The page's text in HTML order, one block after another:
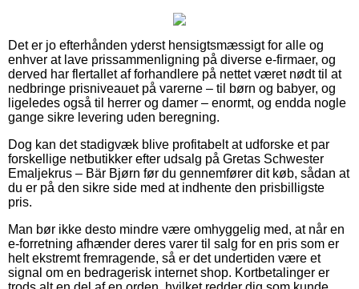
Det er jo efterhånden yderst hensigtsmæssigt for alle og
enhver at lave prissammenligning på diverse e-firmaer, og
derved har flertallet af forhandlere på nettet været nødt til at
nedbringe prisniveauet på varerne – til børn og babyer, og
ligeledes også til herrer og damer – enormt, og endda nogle
gange sikre levering uden beregning.
Dog kan det stadigvæk blive profitabelt at udforske et par
forskellige netbutikker efter udsalg på Gretas Schwester
Emaljekrus – Bär Bjørn før du gennemfører dit køb, sådan at
du er på den sikre side med at indhente den prisbilligste
pris.
Man bør ikke desto mindre være omhyggelig med, at når en
e-forretning afhænder deres varer til salg for en pris som er
helt ekstremt fremragende, så er det undertiden være et
signal om en bedragerisk internet shop. Kortbetalinger er